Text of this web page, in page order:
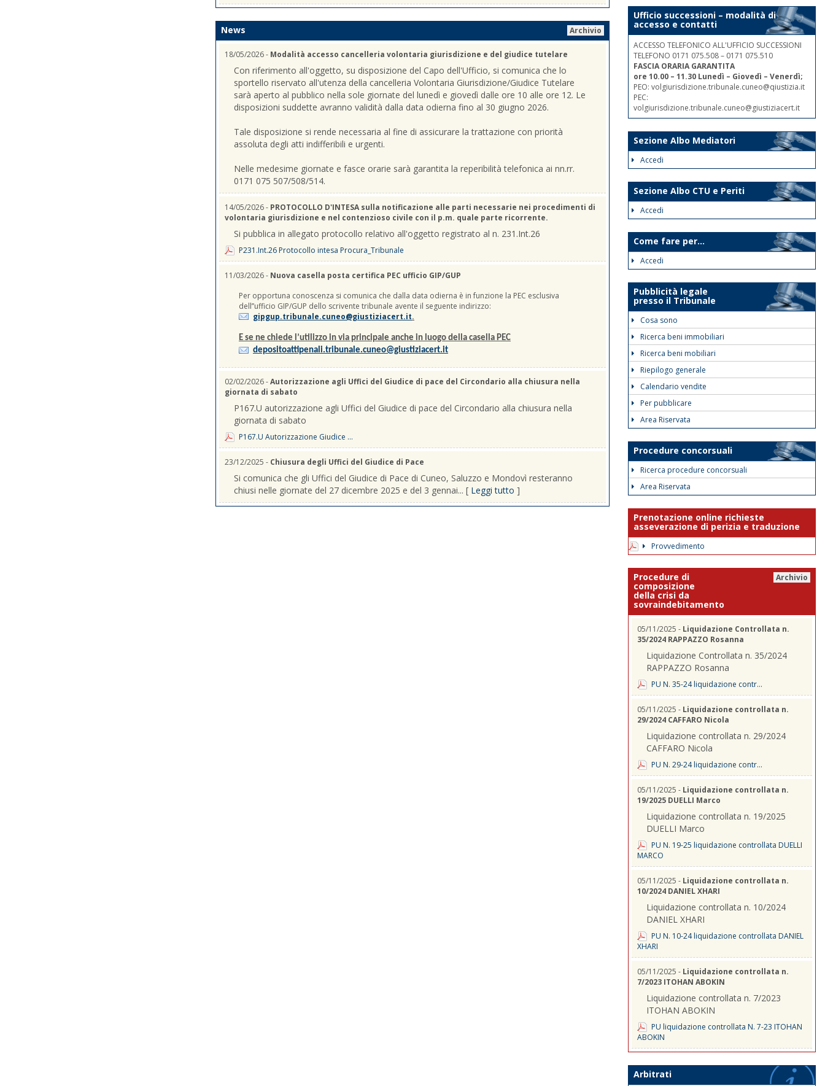
News Archivio
18/05/2026 - Modalità accesso cancelleria volontaria giurisdizione e del giudice tutelare
Con riferimento all'oggetto, su disposizione del Capo dell'Ufficio, si comunica che lo
sportello riservato all'utenza della cancelleria Volontaria Giurisdizione/Giudice Tutelare
sarà aperto al pubblico nella sole giornate del lunedì e giovedì dalle ore 10 alle ore 12. Le
disposizioni suddette avranno validità dalla data odierna fino al 30 giugno 2026.
Tale disposizione si rende necessaria al fine di assicurare la trattazione con priorità
assoluta degli atti indifferibili e urgenti.
Nelle medesime giornate e fasce orarie sarà garantita la reperibilità telefonica ai nn.rr.
0171 075 507/508/514.
14/05/2026 - PROTOCOLLO D'INTESA sulla notificazione alle parti necessarie nei procedimenti di
volontaria giurisdizione e nel contenzioso civile con il p.m. quale parte ricorrente.
Si pubblica in allegato protocollo relativo all'oggetto registrato al n. 231.Int.26
P231.Int.26 Protocollo intesa Procura_Tribunale
11/03/2026 - Nuova casella posta certifica PEC ufficio GIP/GUP
Per opportuna conoscenza si comunica che dalla data odierna è in funzione la PEC esclusiva
dell’’ufficio GIP/GUP dello scrivente tribunale avente il seguente indirizzo:
gipgup.tribunale.cuneo@giustiziacert.it.
E se ne chiede l’utilizzo in via principale anche in luogo della casella PEC
depositoattipenali.tribunale.cuneo@giustiziacert.it
02/02/2026 -Autorizzazione agli Uffici del Giudice di pace del Circondario alla chiusura nella
giornata di sabato
P167.U autorizzazione agli Uffici del Giudice di pace del Circondario alla chiusura nella
giornata di sabato
P167.U Autorizzazione Giudice ...
23/12/2025 - Chiusura degli Uffici del Giudice di Pace
Si comunica che gli Uffici del Giudice di Pace di Cuneo, Saluzzo e Mondovì resteranno
chiusi nelle giornate del 27 dicembre 2025 e del 3 gennai... [ Leggi tutto ]
Ufficio successioni – modalità di
accesso e contatti
ACCESSO TELEFONICO ALL'UFFICIO SUCCESSIONI
TELEFONO 0171 075.508 – 0171 075.510
FASCIA ORARIA GARANTITA
ore 10.00 – 11.30 Lunedì – Giovedì – Venerdì;
PEO: volgiurisdizione.tribunale.cuneo@qiustizia.it
PEC:
volgiurisdizione.tribunale.cuneo@giustiziacert.it
Sezione Albo Mediatori
Accedi
Sezione Albo CTU e Periti
Accedi
Come fare per...
Accedi
Pubblicità legale
presso il Tribunale
Cosa sono
Ricerca beni immobiliari
Ricerca beni mobiliari
Riepilogo generale
Calendario vendite
Per pubblicare
Area Riservata
Procedure concorsuali
Ricerca procedure concorsuali
Area Riservata
Prenotazione online richieste
asseverazione di perizia e traduzione
Provvedimento
Procedure di
composizione
della crisi da
sovraindebitamento
Archivio
05/11/2025 - Liquidazione Controllata n.
35/2024 RAPPAZZO Rosanna
Liquidazione Controllata n. 35/2024
RAPPAZZO Rosanna
PU N. 35-24 liquidazione contr...
05/11/2025 - Liquidazione controllata n.
29/2024 CAFFARO Nicola
Liquidazione controllata n. 29/2024
CAFFARO Nicola
PU N. 29-24 liquidazione contr...
05/11/2025 - Liquidazione controllata n.
19/2025 DUELLI Marco
Liquidazione controllata n. 19/2025
DUELLI Marco
PU N. 19-25 liquidazione controllata DUELLI
MARCO
05/11/2025 - Liquidazione controllata n.
10/2024 DANIEL XHARI
Liquidazione controllata n. 10/2024
DANIEL XHARI
PU N. 10-24 liquidazione controllata DANIEL
XHARI
05/11/2025 - Liquidazione controllata n.
7/2023 ITOHAN ABOKIN
Liquidazione controllata n. 7/2023
ITOHAN ABOKIN
PU liquidazione controllata N. 7-23 ITOHAN
ABOKIN
Arbitrati